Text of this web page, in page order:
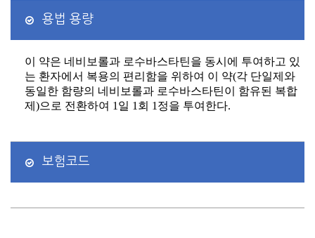
용법 용량
이 약은 네비보롤과 로수바스타틴을 동시에 투여하고 있
는 환자에서 복용의 편리함을 위하여 이 약(각 단일제와
동일한 함량의 네비보롤과 로수바스타틴이 함유된 복합
제 )으로 전환하여 1일 1회 1정을 투여한다.
보험코드